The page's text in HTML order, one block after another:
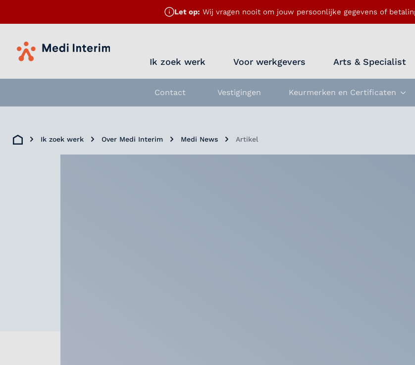
Let op: Wij vragen nooit om jouw persoonlijke gegevens of
Home
Ik zoek werk Voor werkgevers Arts & Specialist
Contact Vestigingen
Keurmerken en Certificaten
Home
Ik zoek werk Over Medi Interim Medi News Artikel